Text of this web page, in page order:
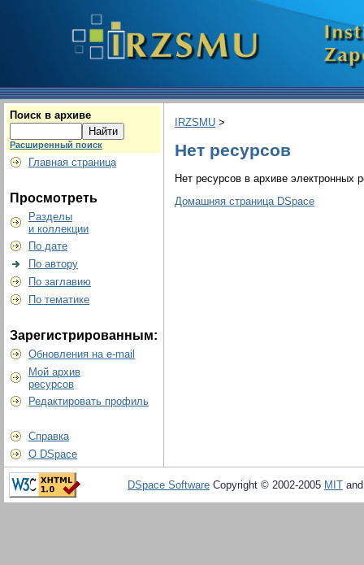
Поиск в архиве
Расширенный поиск
Главная страница
Просмотреть
Разделы
и коллекции
По дате
По автору
По заглавию
По тематике
Зарегистрированным:
Обновления на e-mail
Мой архив
ресурсов
Редактировать профиль
Справка
О DSpace
IRZSMU >
Нет ресурсов
Нет ресурсов в архиве электронных
Домашняя страница DSpace
DSpace Software Copyright © 2002-2005 MIT